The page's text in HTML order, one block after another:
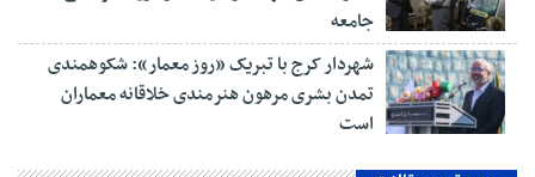
جامعه
شهردار کرج با تبریک «روز معمار»: شکوهمندی
تمدن بشری مرهون هنرمندی خلاقانه معماران
است